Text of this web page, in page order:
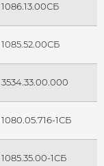
1086.13.00СБ
1085.52.00СБ
3534.33.00.000
1080.05.716-1СБ
1085.35.00-1СБ